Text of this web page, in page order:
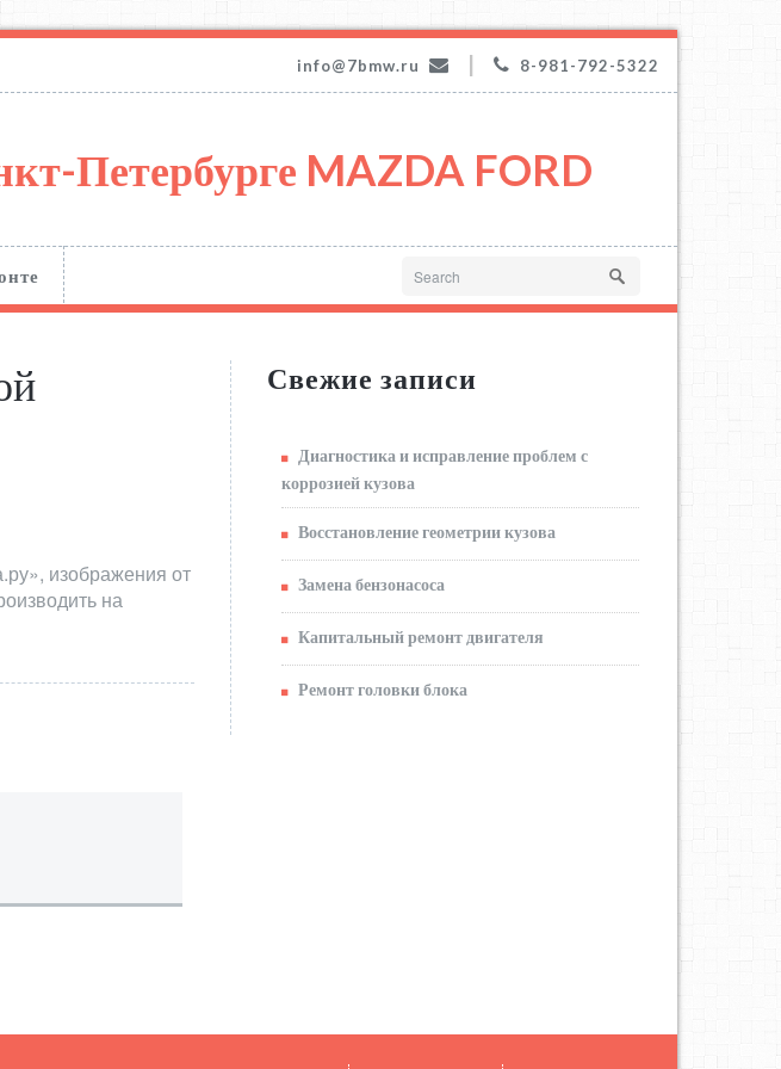
info@7bmw.ru 8-981-792-5322
Петербурге MAZDA FORD
изображения от
на
Свежие записи
Диагностика и исправление проблем с
коррозией кузова
Восстановление геометрии кузова
Замена бензонасоса
Капитальный ремонт двигателя
Ремонт головки блока